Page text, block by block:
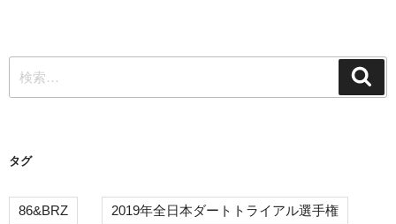
シ
ョ
索:
タグ
86&BRZ 2019年全日本ダートトライアル選手権